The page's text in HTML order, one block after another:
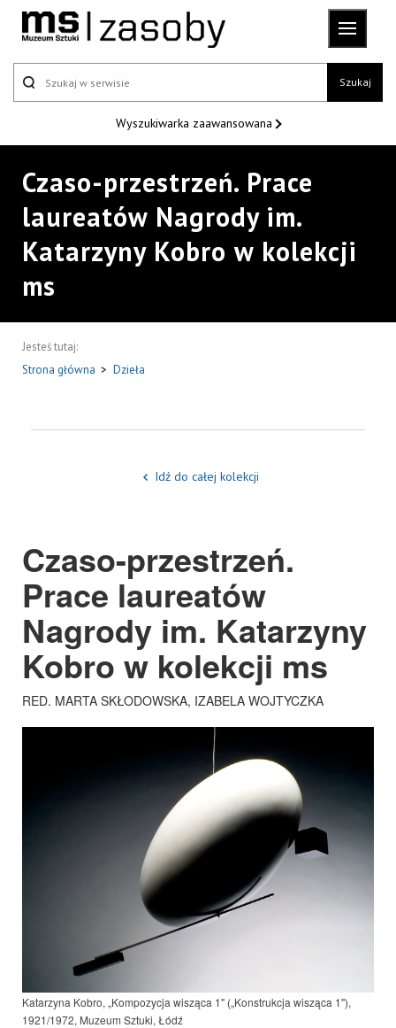
Szukaj
Wyszukiwarka zaawansowana
Czaso-przestrzeń. Prace
laureatów Nagrody im.
Katarzyny Kobro w kolekcji
ms
Jesteś tutaj:
Strona główna > Dzieła
Idź do całej kolekcji
Czaso-przestrzeń.
Prace laureatów
Nagrody im. Katarzyny
Kobro w kolekcji ms
RED. MARTA SKŁODOWSKA, IZABELA WOJTYCZKA
Katarzyna Kobro, „Kompozycja wisząca 1" („Konstrukcja wisząca 1"),
1921/1972, Muzeum Sztuki, Łódź